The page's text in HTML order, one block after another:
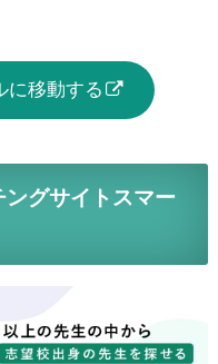
に移動する
グサイトスマー